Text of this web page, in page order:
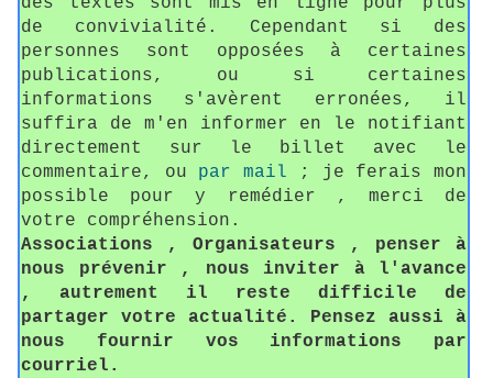
de convivialité. Cependant si des
personnes sont opposées à certaines
publications, ou si certaines
informations s'avèrent erronées, il
suffira de m'en informer en le notifiant
directement sur le billet avec le
commentaire, ou par mail ; je ferais mon
possible pour y remédier , merci de
votre compréhension.
Associations , Organisateurs , penser à
nous prévenir , nous inviter à l'avance
, autrement il reste difficile de
partager votre actualité. Pensez aussi à
nous fournir vos informations par
courriel.